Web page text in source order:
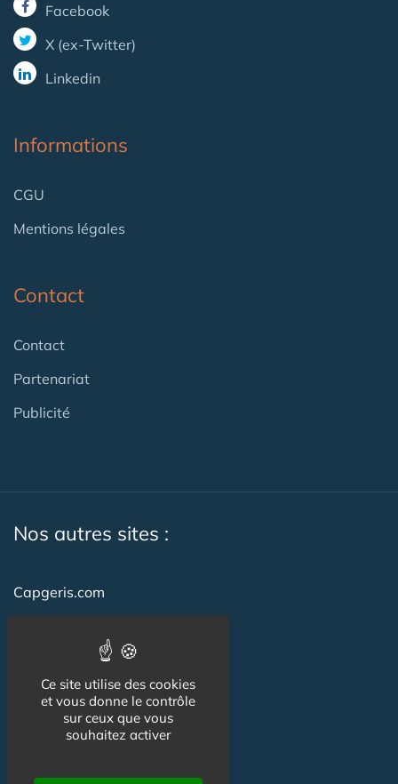
Facebook
X (ex-Twitter)
Linkedin
Informations
CGU
Mentions légales
Contact
Contact
Partenariat
Publicité
Nos autres sites :
Capgeris.com
Emploi-formation-sante.com
Seniorissimmo.com
Creche-et-naissance.com
Ce site utilise des cookies
et vous donne le contrôle
sur ceux que vous
souhaitez activer